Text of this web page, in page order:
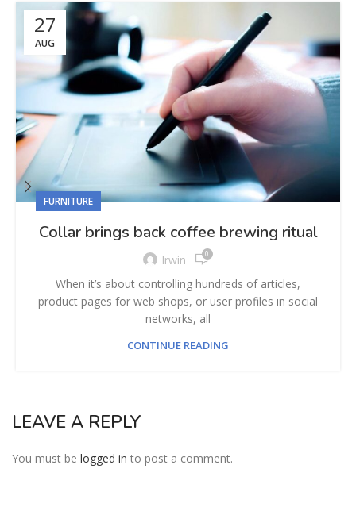
27
AUG
FURNITURE
Collar brings back coffee brewing ritual
Irwin 0
When it’s about controlling hundreds of articles,
product pages for web shops, or user profiles in social
networks, all
CONTINUE READING
LEAVE A REPLY
You must be logged in to post a comment.